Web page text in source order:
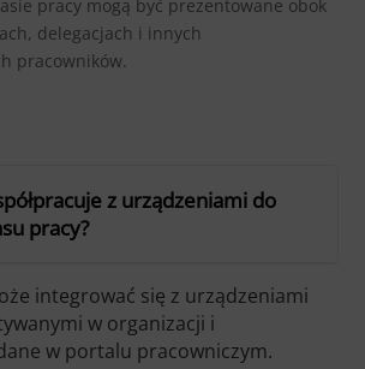
pracy mogą być prezentowane obok
delegacjach i innych
pracowników.
z urządzeniami do
pracy?
integrować się z urządzeniami
w organizacji i
w portalu pracowniczym.